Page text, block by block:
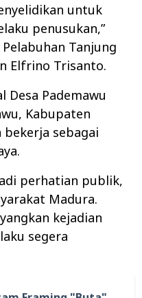
untuk
penusukan,”
Tanjung
Elfrino Trisanto.
Desa Pademawu
Kabupaten
bekerja sebagai
perhatian publik,
Madura.
kejadian
segera